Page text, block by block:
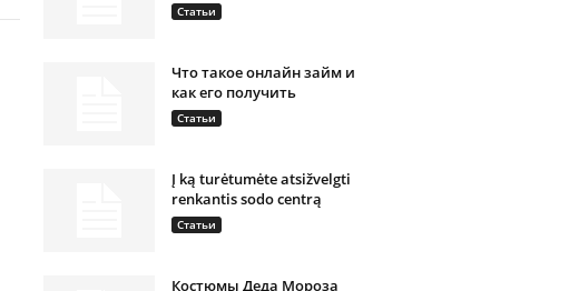
Статьи
Что такое онлайн займ и
как его получить
Статьи
Į ką turėtumėte atsižvelgti
renkantis sodo centrą
Статьи
Костюмы Деда Мороза